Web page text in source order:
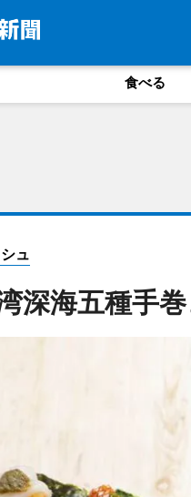
食べる
ュ
深海五種手